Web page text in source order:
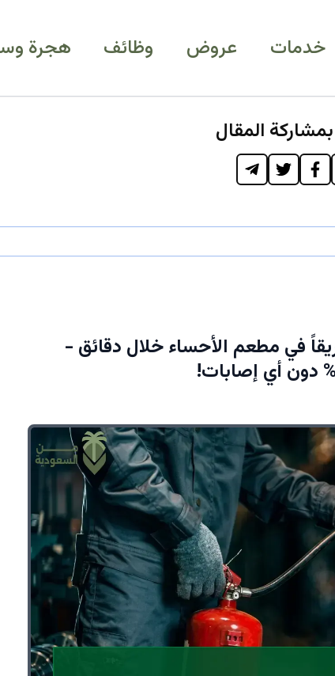
خدمات عروض وظائف هجرة
المقال
في مطعم الأحساء خلال دقائق -